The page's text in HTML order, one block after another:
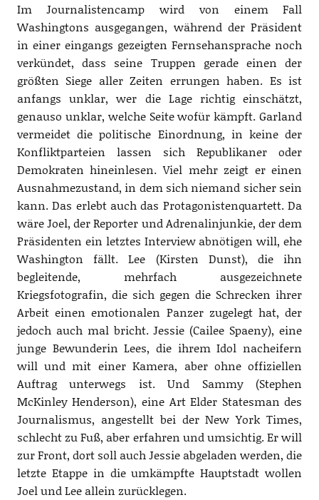
Im Journalistencamp wird von einem Fall
Washingtons ausgegangen, während der Präsident
in einer eingangs gezeigten Fernsehansprache noch
verkündet, dass seine Truppen gerade einen der
größten Siege aller Zeiten errungen haben. Es ist
anfangs unklar, wer die Lage richtig einschätzt,
genauso unklar, welche Seite wofür kämpft. Garland
vermeidet die politische Einordnung, in keine der
Konfliktparteien lassen sich Republikaner oder
Demokraten hineinlesen. Viel mehr zeigt er einen
Ausnahmezustand, in dem sich niemand sicher sein
kann. Das erlebt auch das Protagonistenquartett. Da
wäre Joel, der Reporter und Adrenalinjunkie, der dem
Präsidenten ein letztes Interview abnötigen will, ehe
Washington fällt. Lee (Kirsten Dunst), die ihn
begleitende, mehrfach ausgezeichnete
Kriegsfotografin, die sich gegen die Schrecken ihrer
Arbeit einen emotionalen Panzer zugelegt hat, der
jedoch auch mal bricht. Jessie (Cailee Spaeny), eine
junge Bewunderin Lees, die ihrem Idol nacheifern
will und mit einer Kamera, aber ohne offiziellen
Auftrag unterwegs ist. Und Sammy (Stephen
McKinley Henderson), eine Art Elder Statesman des
Journalismus, angestellt bei der New York Times,
schlecht zu Fuß, aber erfahren und umsichtig. Er will
zur Front, dort soll auch Jessie abgeladen werden, die
letzte Etappe in die umkämpfte Hauptstadt wollen
Joel und Lee allein zurücklegen.